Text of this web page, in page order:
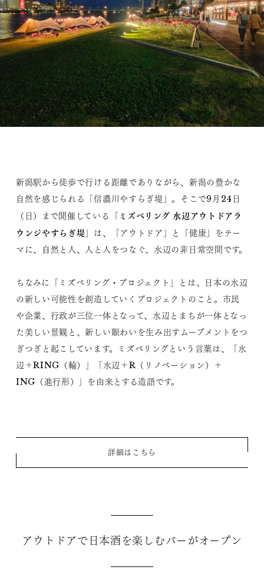
新潟駅から徒歩で行ける距離でありながら、新潟の豊かな
自然を感じられる「信濃川やすらぎ堤」。そこで9月24日
（日）まで開催している「ミズベリング 水辺アウトドアラ
ウンジやすらぎ堤 」は、「アウトドア」と「健康」をテー
マに、自然と人、人と人をつなぐ、水辺の非日常空間です。
ちなみに「ミズベリング・プロジェクト」とは、日本の水辺
の新しい可能性を創造していくプロジェクトのこと。市民
や企業、行政が三位一体となって、水辺とまちが一体となっ
た美しい景観と、新しい賑わいを生み出すムーブメントをつ
ぎつぎと起こしています。ミズベリングという言葉は、「水
辺＋RING（輪）」「水辺＋R（リノベーション）＋
ING（進行形）」を由来とする造語です。
詳細はこちら
アウトドアで日本酒を楽しむバーがオープン